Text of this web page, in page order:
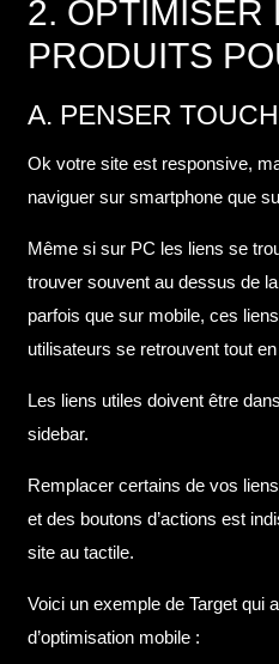
2. OPTIMISER
PRODUITS
A. PENSER
Ok votre site est responsive,
naviguer sur smartphone que
Même si sur PC les liens se
trouver souvent au dessus de
parfois que sur mobile, ces
utilisateurs se retrouvent tout
Les liens utiles doivent être
sidebar.
Remplacer certains de vos
et des boutons d’actions est
site au tactile.
Voici un exemple de Target qui
d’optimisation mobile :